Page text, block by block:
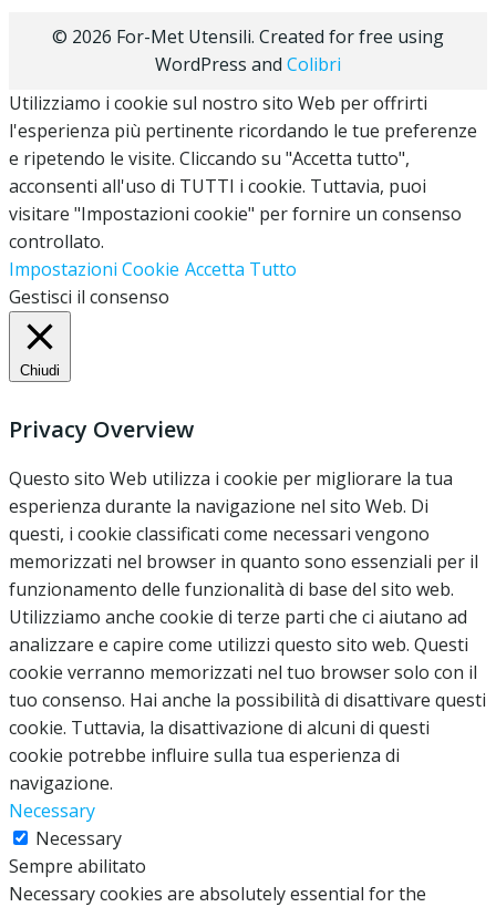
© 2026 For-Met Utensili. Created for free using
WordPress and Colibri
Utilizziamo i cookie sul nostro sito Web per offrirti
l'esperienza più pertinente ricordando le tue preferenze
e ripetendo le visite. Cliccando su "Accetta tutto",
acconsenti all'uso di TUTTI i cookie. Tuttavia, puoi
visitare "Impostazioni cookie" per fornire un consenso
controllato.
Impostazioni Cookie Accetta Tutto
Gestisci il consenso
Chiudi
Privacy Overview
Questo sito Web utilizza i cookie per migliorare la tua
esperienza durante la navigazione nel sito Web. Di
questi, i cookie classificati come necessari vengono
memorizzati nel browser in quanto sono essenziali per il
funzionamento delle funzionalità di base del sito web.
Utilizziamo anche cookie di terze parti che ci aiutano ad
analizzare e capire come utilizzi questo sito web. Questi
cookie verranno memorizzati nel tuo browser solo con il
tuo consenso. Hai anche la possibilità di disattivare questi
cookie. Tuttavia, la disattivazione di alcuni di questi
cookie potrebbe influire sulla tua esperienza di
navigazione.
Necessary
Necessary
Sempre abilitato
Necessary cookies are absolutely essential for the